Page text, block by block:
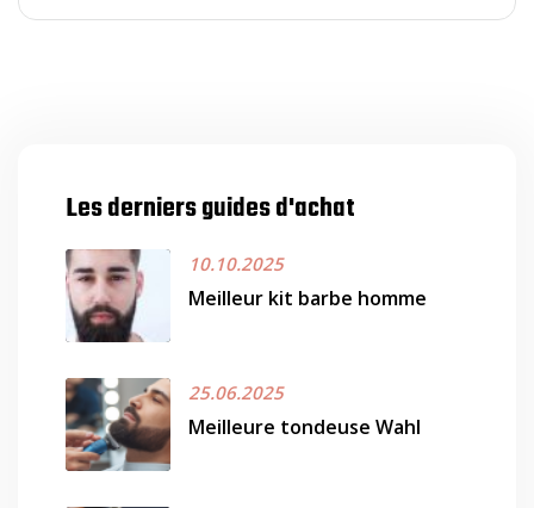
Les derniers guides d'achat
10.10.2025
Meilleur kit barbe homme
25.06.2025
Meilleure tondeuse Wahl